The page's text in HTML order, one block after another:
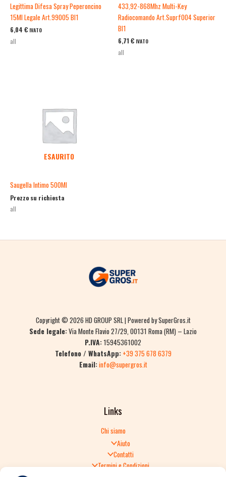
Legittima Difesa Spray Peperoncino
15Ml Legale Art.99005 Bl1
6,04 € IVATO
all
433,92-868Mhz Multi-Key
Radiocomando Art.Suprf004 Superior
Bl1
6,71 € IVATO
all
ESAURITO
Saugella Intimo 500Ml
Prezzo su richiesta
all
Copyright © 2026 HD GROUP SRL | Powered by SuperGros.it
Sede legale:Via Monte Flavio 27/29, 00131 Roma (RM) – Lazio
P.IVA:15945361002
Telefono / WhatsApp: +39 375 678 6379
Email:info@supergros.it
Links
Chi siamo
Aiuto
Contatti
Termini e Condizioni